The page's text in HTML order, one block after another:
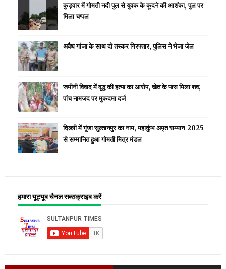
कुड़वार में गोमती नदी पुल से युवक के कूदने की आशंका, पुल पर
मिला चप्पल
अवैध गांजा के साथ दो तस्कर गिरफ्तार, पुलिस ने भेजा जेल
जमीनी विवाद में वृद्ध की हत्या का आरोप, खेत के पास मिला शव;
पांच नामजद पर मुकदमा दर्ज
दिल्ली में गूंजा सुल्तानपुर का नाम, महाकुंभ अमृत सम्मान-2025
से सम्मानित हुआ गोमती मित्र मंडल
हमारा यूट्यूब चैनल सब्सक्राइब करें